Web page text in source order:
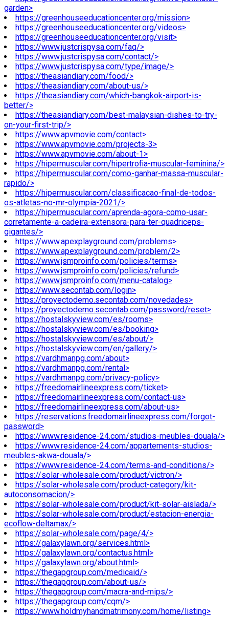
garden>
https://greenhouseeducationcenter.org/mission>
https://greenhouseeducationcenter.org/videos>
https://greenhouseeducationcenter.org/visit>
https://www.justcrispysa.com/faq/>
https://www.justcrispysa.com/contact/>
https://www.justcrispysa.com/type/image/>
https://theasiandiary.com/food/>
https://theasiandiary.com/about-us/>
https://theasiandiary.com/which-bangkok-airport-is-
better/>
https://theasiandiary.com/best-malaysian-dishes-to-try-
on-your-first-trip/>
https://www.apvmovie.com/contact>
https://www.apvmovie.com/projects-3>
https://www.apvmovie.com/about-1>
https://hipermuscular.com/hipertrofia-muscular-feminina/>
https://hipermuscular.com/como-ganhar-massa-muscular-
rapido/>
https://hipermuscular.com/classificacao-final-de-todos-
os-atletas-no-mr-olympia-2021/>
https://hipermuscular.com/aprenda-agora-como-usar-
corretamente-a-cadeira-extensora-para-ter-quadriceps-
gigantes/>
https://www.apexplayground.com/problems>
https://www.apexplayground.com/problem/2>
https://www.jsmproinfo.com/policies/terms>
https://www.jsmproinfo.com/policies/refund>
https://www.jsmproinfo.com/menu-catalog>
https://www.secontab.com/login>
https://proyectodemo.secontab.com/novedades>
https://proyectodemo.secontab.com/password/reset>
https://hostalskyview.com/es/rooms>
https://hostalskyview.com/es/booking>
https://hostalskyview.com/es/about/>
https://hostalskyview.com/en/gallery/>
https://vardhmanpg.com/about>
https://vardhmanpg.com/rental>
https://vardhmanpg.com/privacy-policy>
https://freedomairlineexpress.com/ticket>
https://freedomairlineexpress.com/contact-us>
https://freedomairlineexpress.com/about-us>
https://reservations.freedomairlineexpress.com/forgot-
password>
https://www.residence-24.com/studios-meubles-douala/>
https://www.residence-24.com/appartements-studios-
meubles-akwa-douala/>
https://www.residence-24.com/terms-and-conditions/>
https://solar-wholesale.com/product/victron/>
https://solar-wholesale.com/product-category/kit-
autoconsomacion/>
https://solar-wholesale.com/product/kit-solar-aislada/>
https://solar-wholesale.com/product/estacion-energia-
ecoflow-deltamax/>
https://solar-wholesale.com/page/4/>
https://galaxylawn.org/services.html>
https://galaxylawn.org/contactus.html>
https://galaxylawn.org/about.html>
https://thegapgroup.com/medicaid/>
https://thegapgroup.com/about-us/>
https://thegapgroup.com/macra-and-mips/>
https://thegapgroup.com/cqm/>
https://www.holdmyhandmatrimony.com/home/listing>